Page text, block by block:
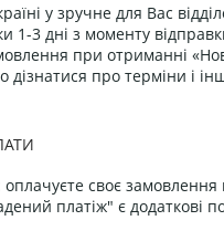
у зручне для Вас
1-3 дні з моменту
при отриманні
дізнатися про терміни і
своє
платіж" є додаткові